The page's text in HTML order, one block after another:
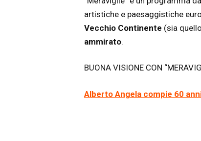
artistiche e paesaggistiche
Vecchio Continente (sia
ammirato.
BUONA VISIONE CON
Alberto Angela compie 60